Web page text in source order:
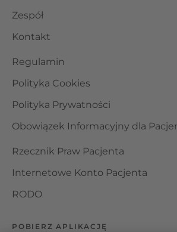
Zespół
Kontakt
Regulamin
Polityka Cookies
Polityka Prywatności
Obowiązek Informacyjny dla
Rzecznik Praw Pacjenta
Internetowe Konto Pacjenta
RODO
POBIERZ APLIKACJĘ